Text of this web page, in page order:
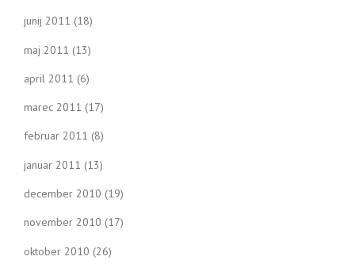
junij 2011 (18)
maj 2011 (13)
april 2011 (6)
marec 2011 (17)
februar 2011 (8)
januar 2011 (13)
december 2010 (19)
november 2010 (17)
oktober 2010 (26)